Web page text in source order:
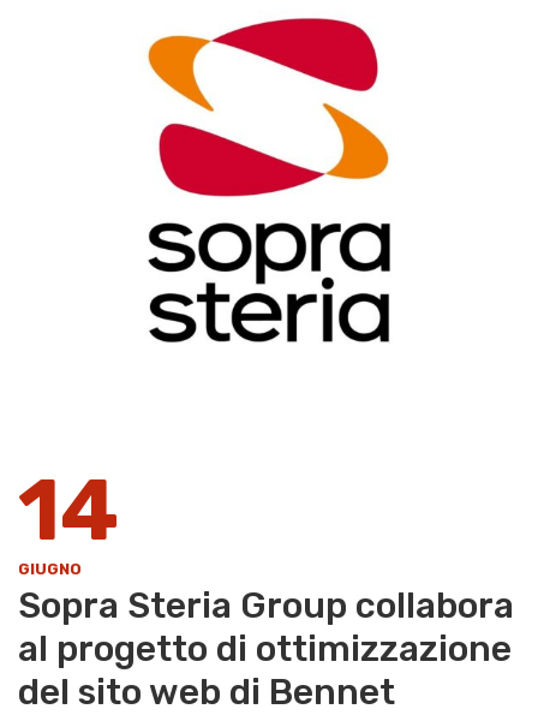
14
GIUGNO
Sopra Steria Group collabora
al progetto di ottimizzazione
del sito web di Bennet